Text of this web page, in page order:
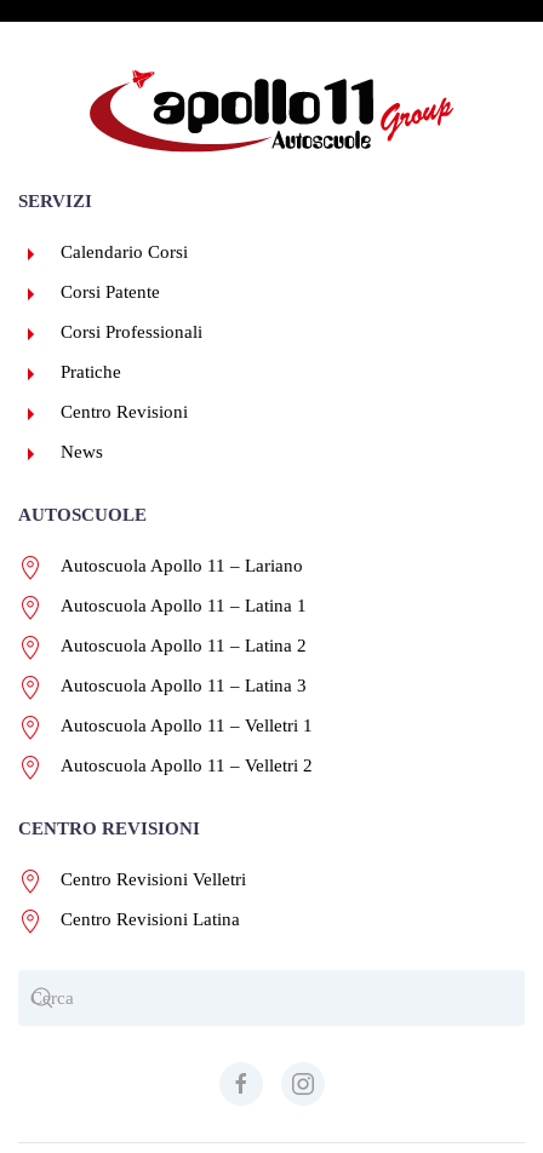
SERVIZI
Calendario Corsi
Corsi Patente
Corsi Professionali
Pratiche
Centro Revisioni
News
AUTOSCUOLE
Autoscuola Apollo 11 – Lariano
Autoscuola Apollo 11 – Latina 1
Autoscuola Apollo 11 – Latina 2
Autoscuola Apollo 11 – Latina 3
Autoscuola Apollo 11 – Velletri 1
Autoscuola Apollo 11 – Velletri 2
CENTRO REVISIONI
Centro Revisioni Velletri
Centro Revisioni Latina